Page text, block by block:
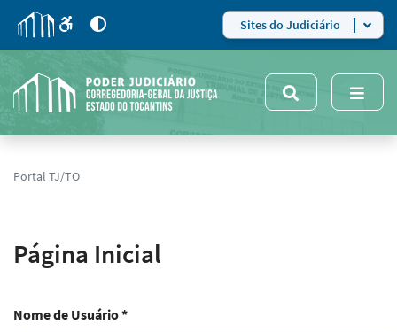
para
4
site
5
modo
de
contraste
Sites do Judiciário
Portal TJ/TO
Página Inicial
Nome de Usuário*